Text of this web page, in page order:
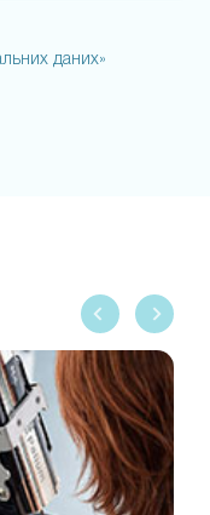
даних»